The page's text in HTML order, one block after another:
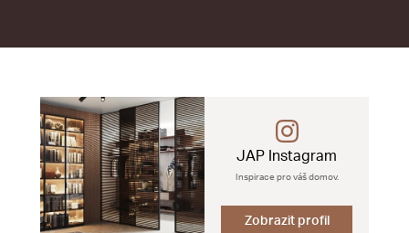
JAP Instagram
Inspirace pro váš domov.
Zobrazit profil